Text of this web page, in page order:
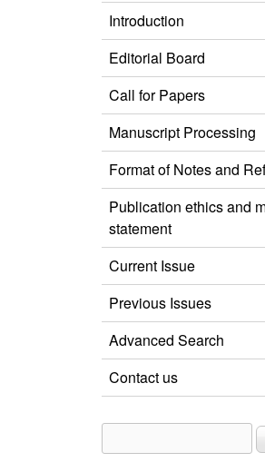
Introduction
Editorial Board
Call for Papers
Manuscript Processing
Format of Notes and
Publication ethics and
statement
Current Issue
Previous Issues
Advanced Search
Contact us
Search form